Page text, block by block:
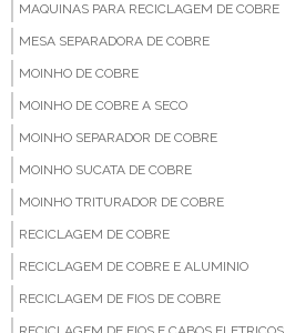
MAQUINAS PARA RECICLAGEM DE COBRE
MESA SEPARADORA DE COBRE
MOINHO DE COBRE
MOINHO DE COBRE A SECO
MOINHO SEPARADOR DE COBRE
MOINHO SUCATA DE COBRE
MOINHO TRITURADOR DE COBRE
RECICLAGEM DE COBRE
RECICLAGEM DE COBRE E ALUMINIO
RECICLAGEM DE FIOS DE COBRE